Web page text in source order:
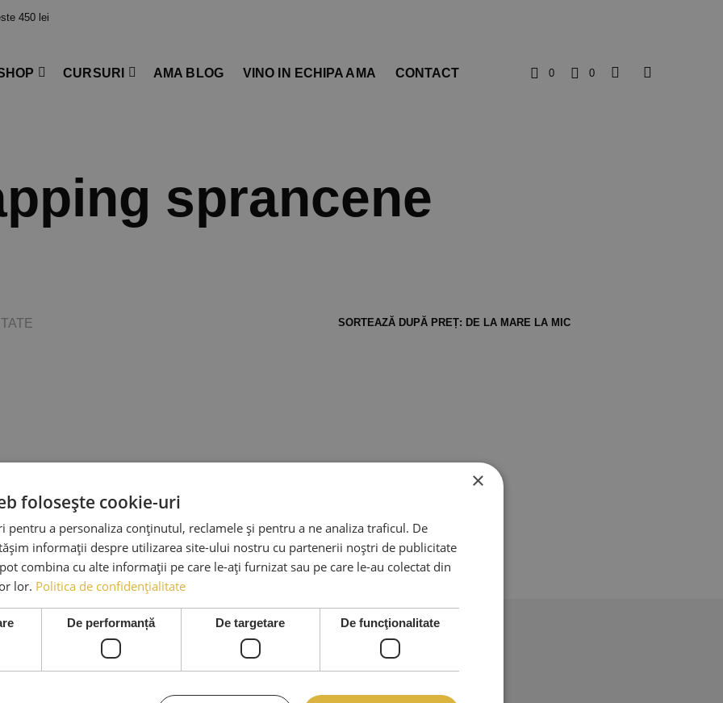
450 lei
0 0
CURSURI AMA BLOG VINO IN ECHIPA AMA CONTACT
sprancene
×
folosește cookie-uri
pentru a personaliza conținutul, reclamele și pentru a ne analiza traficul. De
informații despre utilizarea site-ului nostru cu partenerii noștri de publicitate
combina cu alte informații pe care le-ați furnizat sau pe care le-au colectat din
lor. Politica de confidențialitate
De performanță De targetare De funcţionalitate